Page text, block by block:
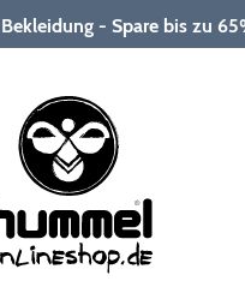
Bekleidung - Spare bis zu